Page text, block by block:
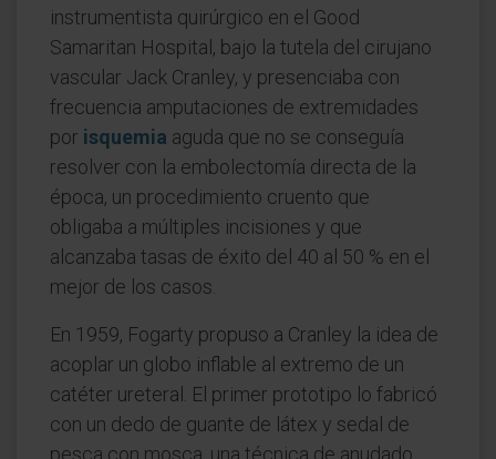
instrumentista quirúrgico en el Good
Samaritan Hospital, bajo la tutela del cirujano
vascular Jack Cranley, y presenciaba con
frecuencia amputaciones de extremidades
por isquemia aguda que no se conseguía
resolver con la embolectomía directa de la
época, un procedimiento cruento que
obligaba a múltiples incisiones y que
alcanzaba tasas de éxito del 40 al 50 % en el
mejor de los casos.
En 1959, Fogarty propuso a Cranley la idea de
acoplar un globo inflable al extremo de un
catéter ureteral. El primer prototipo lo fabricó
con un dedo de guante de látex y sedal de
pesca con mosca, una técnica de anudado